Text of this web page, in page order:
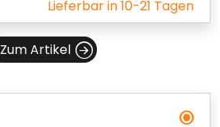
Lieferbar in 10-21 Tagen
Zum Artikel